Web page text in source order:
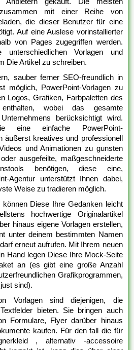
mit einer Reihe von
die dieser Benutzer für eine
Auf eine Auslese vorinstallierter
von Pages zugegriffen werden.
unterschiedlichen Vorlagen und
Die Artikel zu schreiben.
sauber ferner SEO-freundlich in
möglich, PowerPoint-Vorlagen zu
Logos, Grafiken, Farbpaletten des
wobei das gesamte
berücksichtigt wird.
eine einfache PowerPoint-
äußerst kreatives und professionell
und Animationen zu gunsten
ausgefeilte, maßgeschneiderte
benötigen, diese eine,
Agentur unterstützt Ihnen dabei,
Weise zu tradieren möglich.
können Diese Ihre Gedanken leicht
hochwertige Originalartikel
hinaus eigene Vorlagen erstellen,
unter deinem bestimmten Namen
erneut aufrufen. Mit Ihrem neuen
Hand legen Diese Ihre Mock-Seite
an (es gibt eine große Anzahl
Grafikprogrammen,
sind).
Vorlagen sind diejenigen, die
bieten. Sie bringen auch
Formulare, Flyer darüber hinaus
kaufen. Für den fall die für
, alternativ -accessoire